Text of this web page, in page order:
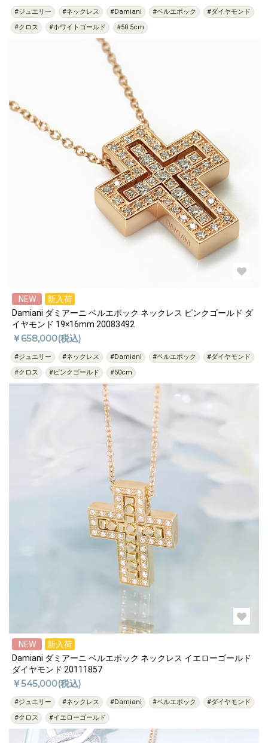
#ジュエリー #ネックレス #Damiani #ベルエポック
#ダイヤモンド
#クロス
#ホワイトゴールド #50.5cm
NEW
新入荷
Damiani ダミアーニ ベルエポック ネックレス ピンクゴールド ダ
イヤモンド 19×16mm 20083492
￥658,000(税込)
#ジュエリー #ネックレス #Damiani #ベルエポック
#ダイヤモンド
#クロス
#ピンクゴールド #50cm
NEW
新入荷
Damiani ダミアーニ ベルエポック ネックレス イエローゴールド
ダイヤモンド 20111857
￥545,000(税込)
#ジュエリー #ネックレス #Damiani #ベルエポック
#ダイヤモンド
#クロス
#イエローゴールド